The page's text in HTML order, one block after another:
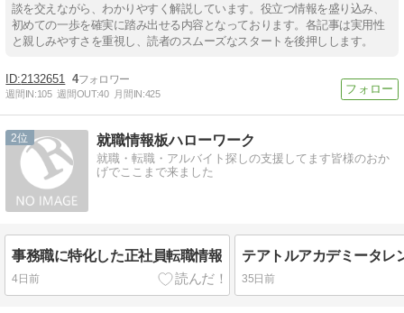
談を交えながら、わかりやすく解説しています。役立つ情報を盛り込み、
初めての一歩を確実に踏み出せる内容となっております。各記事は実用性
と親しみやすさを重視し、読者のスムーズなスタートを後押しします。
2132651 4
週間IN:105 週間OUT:40 月間IN:425
2 就職情報板ハローワーク
就職・転職・アルバイト探しの支援してます皆様のおか
げでここまで来ました
事務職に特化した正社員転職情報
4日前 35日前